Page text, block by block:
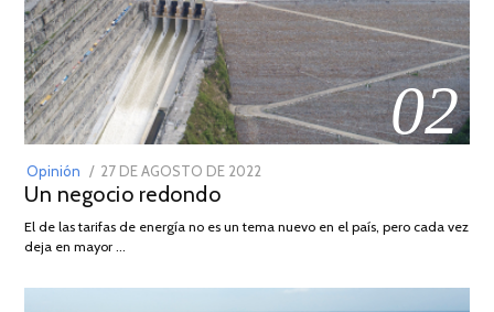
02
Opinión
POSTED
ON
27 DE AGOSTO DE 2022
DE
Un negocio redondo
El de las tarifas de energía no es un tema nuevo en el país, pero cada vez
deja en mayor …